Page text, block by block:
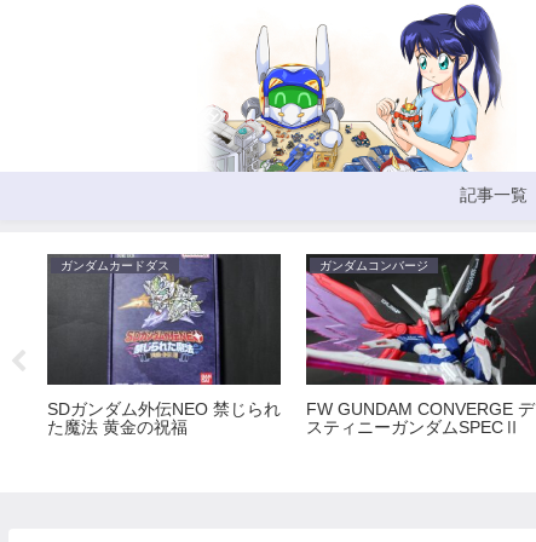
記事一覧
ガンダムカードダス
SDガンダム外伝NEO 禁じられ
た魔法 黄金の祝福
ガンダムコンバージ
FW GUNDAM CONVERGE デ
スティニーガンダムSPECⅡ